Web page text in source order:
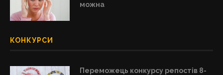
можна
КОНКУРСИ
Переможець конкурсу репостів 8-